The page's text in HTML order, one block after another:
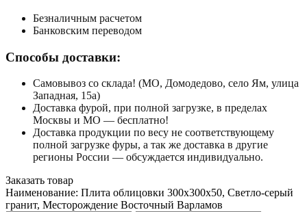
Безналичным расчетом
Банковским переводом
Способы доставки:
Самовывоз со склада! (МО, Домодедово, село Ям, улица
Западная, 15а)
Доставка фурой, при полной загрузке, в пределах
Москвы и МО — бесплатно!
Доставка продукции по весу не соответствующему
полной загрузке фуры, а так же доставка в другие
регионы России — обсуждается индивидуально.
Заказать товар
Наименование: Плита облицовки 300x300x50, Светло-серый
гранит, Месторождение Восточный Варламов